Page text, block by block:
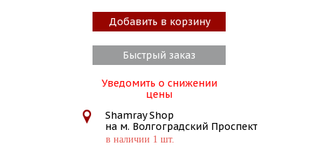
Добавить в корзину
Быстрый заказ
Уведомить о снижении
цены
Shamray Shop
на м. Волгоградский Проспект
в наличии 1 шт.